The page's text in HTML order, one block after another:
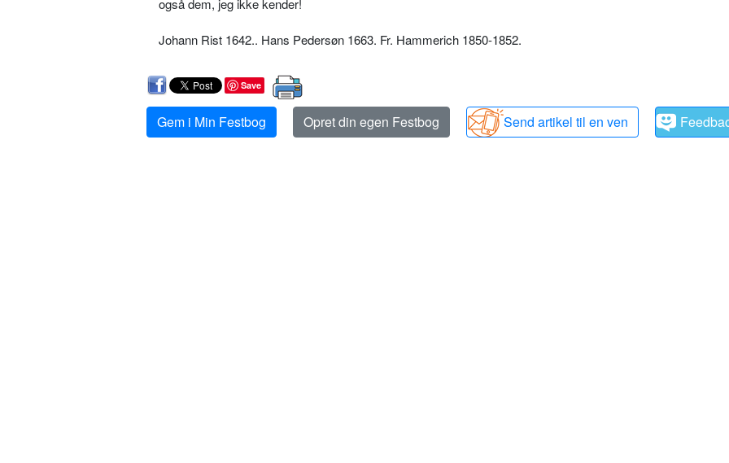
også dem, jeg ikke kender!
Johann Rist 1642.. Hans Pedersøn 1663. Fr. Hammerich 1850-1852.
Save
Gem i Min Festbog Opret din egen Festbog Send artikel til en ven